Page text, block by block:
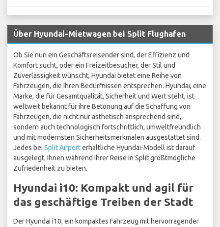
Über Hyundai-Mietwagen bei Split Flughafen
Ob Sie nun ein Geschäftsreisender sind, der Effizienz und
Komfort sucht, oder ein Freizeitbesucher, der Stil und
Zuverlässigkeit wünscht, Hyundai bietet eine Reihe von
Fahrzeugen, die Ihren Bedürfnissen entsprechen. Hyundai, eine
Marke, die für Gesamtqualität, Sicherheit und Wert steht, ist
weltweit bekannt für ihre Betonung auf die Schaffung von
Fahrzeugen, die nicht nur ästhetisch ansprechend sind,
sondern auch technologisch fortschrittlich, umweltfreundlich
und mit modernsten Sicherheitsmerkmalen ausgestattet sind.
Jedes bei Split Airporterhältliche Hyundai-Modell ist darauf
ausgelegt, Ihnen während Ihrer Reise in Split größtmögliche
Zufriedenheit zu bieten.
Hyundai i10: Kompakt und agil für
das geschäftige Treiben der Stadt
Der Hyundai i10, ein kompaktes Fahrzeug mit hervorragender